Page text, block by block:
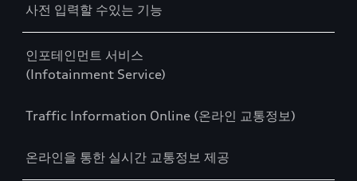
사전 입력할 수있는 기능
인포테인먼트 서비스
(Infotainment Service)
Traffic Information Online (온라인 교통정보)
온라인을 통한 실시간 교통정보 제공